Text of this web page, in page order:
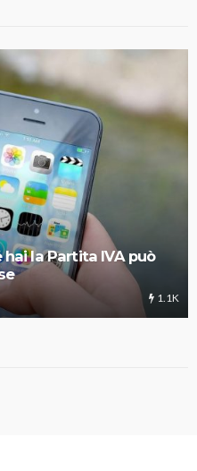
la Partita IVA può
1.1K